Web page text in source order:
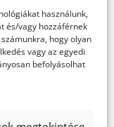
használunk,
és/vagy hozzáférnek
hogy olyan
vagy az egyedi
befolyásolhat